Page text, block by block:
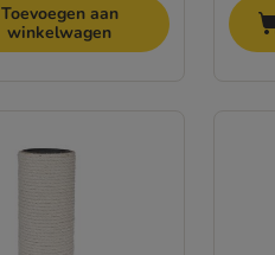
Toevoegen aan
winkelwagen